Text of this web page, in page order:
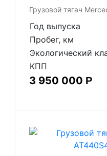
Грузовой тягач
Год выпуска
Пробег, км
Экологический
КПП
3 950 000 Р